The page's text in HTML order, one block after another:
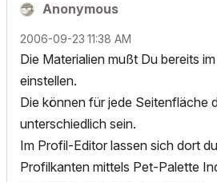
Anonymous
‎2006-09-23 11:38 AM
Die Materialien mußt Du bereits
einstellen.
Die können für jede Seitenfläche
unterschiedlich sein.
Im Profil-Editor lassen sich dort
Profilkanten mittels Pet-Palette